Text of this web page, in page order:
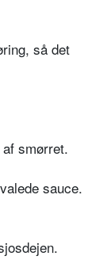
så det
smørret.
sauce.